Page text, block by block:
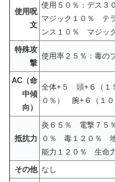
使用呪
文
使用５０％：デス
マジック１０％ テ
ンス１０％ マジッ
特殊攻
撃
使用率２５％：毒の
AC（命
中傾
向）
全体+５ 頭+６（１
０％） 腕+６（１
抵抗力
炎６５％ 電撃７５
０％ 毒１２０％
能力１２０％ 生命
その他 なし